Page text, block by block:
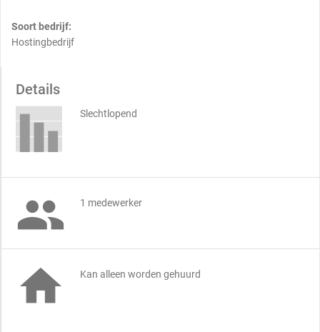
Soort bedrijf:
Hostingbedrijf
Details
Slechtlopend
 1 medewerker
 Kan alleen worden gehuurd